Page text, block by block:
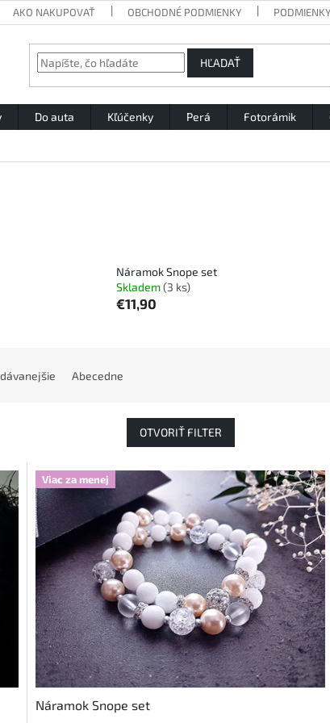
AKO NAKUPOVAŤ OBCHODNÉ PODMIENKY
HĽADAŤ
Do auta Kľúčenky Perá Fotorámik
Náramok Snope set
Skladem(3 ks)
€11,90
Abecedne
OTVORIŤ FILTER
Viac za menej
Náramok Snope set